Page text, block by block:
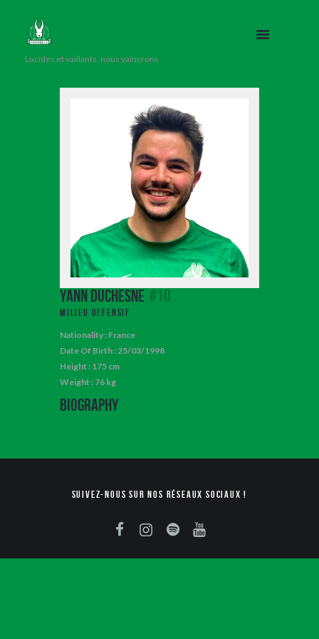
Lucides et vaillants, nous vaincrons
Yann Duchesne #10
Milieu Offensif
Nationality : France
Date Of Birth : 25/03/1998
Height : 175 cm
Weight : 76 kg
Biography
Suivez-nous sur nos réseaux sociaux !